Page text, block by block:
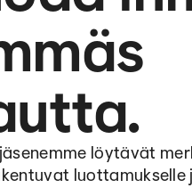
löytävät
luottamukselle